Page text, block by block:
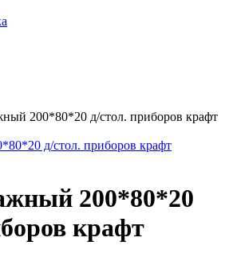
200*80*20 д/стол. приборов крафт
200*80*20
крафт